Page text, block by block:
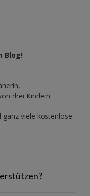
Blog!
drei Kindern.
ganz viele kostenlose